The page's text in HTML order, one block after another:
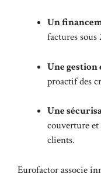
Un
factures sous
Une
proactif des
Une
couverture et
clients.
Eurofactor associe